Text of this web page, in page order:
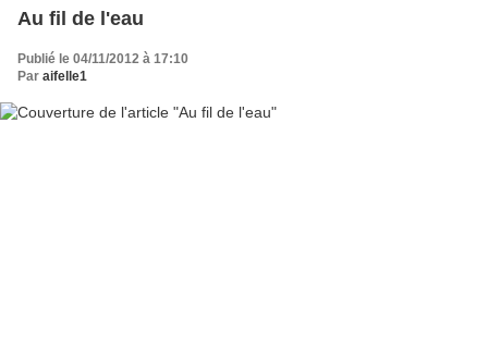
Au fil de l'eau
Publié le 04/11/2012 à 17:10
Par aifelle1